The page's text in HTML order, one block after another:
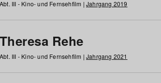
Abt. III - Kino- und Fernsehfilm | Jahrgang 2019
Theresa Rehe
Abt. III - Kino- und Fernsehfilm | Jahrgang 2021